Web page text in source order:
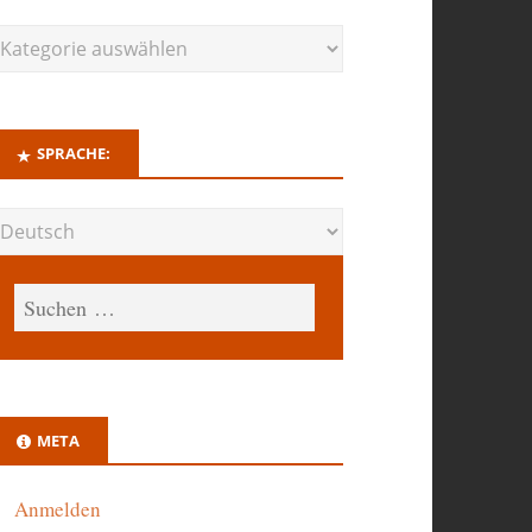
SPRACHE:
META
Anmelden